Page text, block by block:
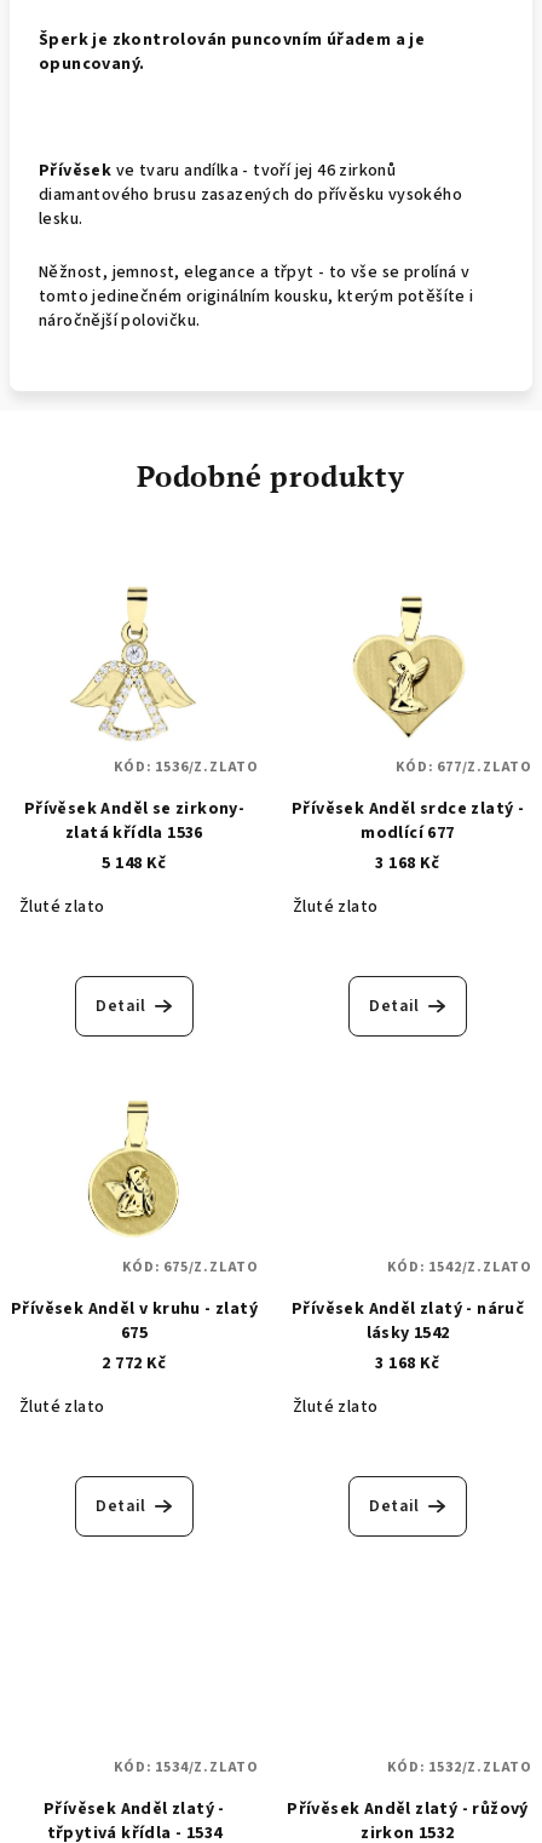
Šperk je zkontrolován puncovním úřadem a je
opuncovaný.
Přívěsek ve tvaru andílka - tvoří jej 46 zirkonů
diamantového brusu zasazených do přívěsku vysokého
lesku.
Něžnost, jemnost, elegance a třpyt - to vše se prolíná v
tomto jedinečném originálním kousku, kterým potěšíte i
náročnější polovičku.
Podobné produkty
Přívěsek Anděl se zirkony-
zlatá křídla 1536
5 148 Kč
Žluté zlato
Detail
KÓD: 1536/Z.ZLATO
Přívěsek Anděl srdce zlatý -
modlící 677
3 168 Kč
Žluté zlato
Detail
KÓD: 677/Z.ZLATO
Přívěsek Anděl v kruhu - zlatý
675
2 772 Kč
Žluté zlato
Detail
KÓD: 675/Z.ZLATO
Přívěsek Anděl zlatý - náruč
lásky 1542
3 168 Kč
Žluté zlato
Detail
KÓD: 1542/Z.ZLATO
Přívěsek Anděl zlatý -
třpytivá křídla - 1534
KÓD: 1534/Z.ZLATO
Přívěsek Anděl zlatý - růžový
zirkon 1532
KÓD: 1532/Z.ZLATO